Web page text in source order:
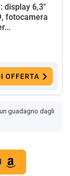
display 6,3"
fotocamera
OFFERTA
guadagno dagli